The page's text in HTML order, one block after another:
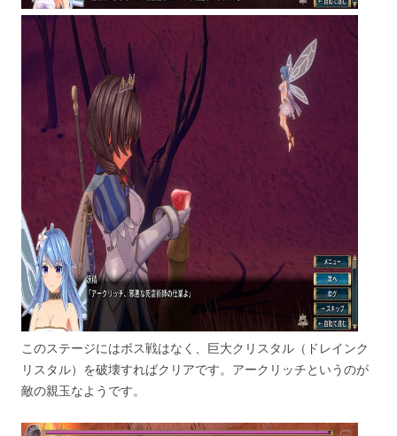
このステージにはボス戦はなく、巨大クリスタル（ドレインク
リスタル）を破壊すればクリアです。アークリッチというのが
敵の親玉なようです。